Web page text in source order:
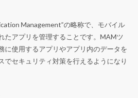
Management”の略称で、モバイル
たアプリを管理することです。MAMツ
に使用するアプリやアプリ内のデータを
でセキュリティ対策を行えるようになり